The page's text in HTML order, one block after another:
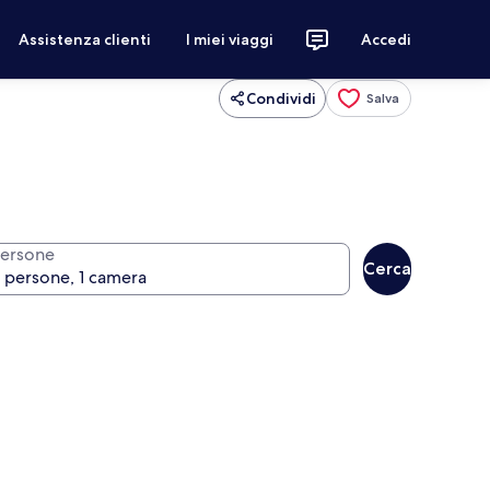
Assistenza clienti I miei viaggi Accedi
Condividi Salva
Cerca